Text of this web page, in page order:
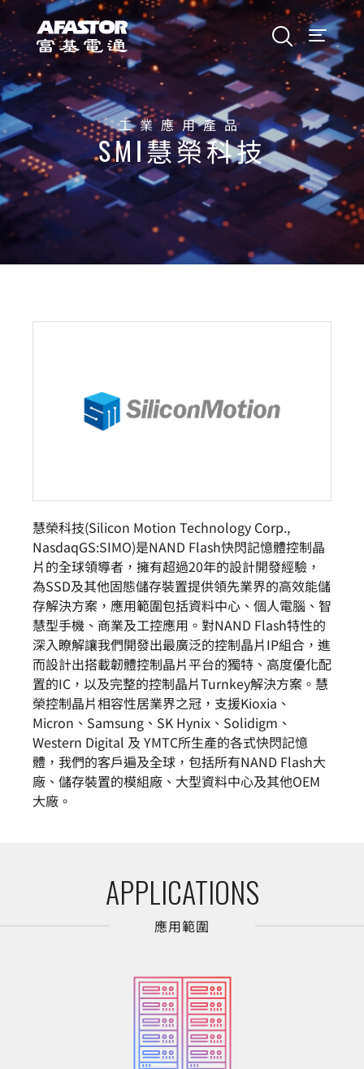
工業應用產品
SMI慧榮科技
慧榮科技(Silicon Motion Technology Corp.,
NasdaqGS:SIMO)是NAND Flash快閃記憶體控制晶
片的全球領導者，擁有超過20年的設計開發經驗，
為SSD及其他固態儲存裝置提供領先業界的高效能儲
存解決方案，應用範圍包括資料中心、個人電腦、智
慧型手機、商業及工控應用。對NAND Flash特性的
深入瞭解讓我們開發出最廣泛的控制晶片IP組合，進
而設計出搭載韌體控制晶片平台的獨特、高度優化配
置的IC，以及完整的控制晶片Turnkey解決方案。慧
榮控制晶片相容性居業界之冠，支援Kioxia、
Micron、Samsung、SK Hynix、Solidigm、
Western Digital 及 YMTC所生產的各式快閃記憶
體，我們的客戶遍及全球，包括所有NAND Flash大
廠、儲存裝置的模組廠、大型資料中心及其他OEM
大廠。
APPLICATIONS
應用範圍